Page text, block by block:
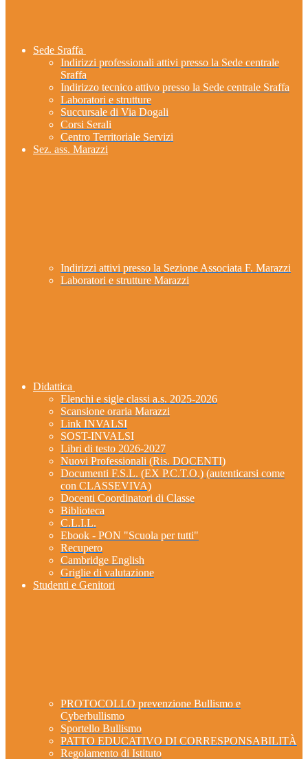
Sede Sraffa
Indirizzi professionali attivi presso la Sede centrale
Sraffa
Indirizzo tecnico attivo presso la Sede centrale Sraffa
Laboratori e strutture
Succursale di Via Dogali
Corsi Serali
Centro Territoriale Servizi
Sez. ass. Marazzi
Indirizzi attivi presso la Sezione Associata F. Marazzi
Laboratori e strutture Marazzi
Didattica
Elenchi e sigle classi a.s. 2025-2026
Scansione oraria Marazzi
Link INVALSI
SOST-INVALSI
Libri di testo 2026-2027
Nuovi Professionali (Ris. DOCENTI)
Documenti F.S.L. (EX P.C.T.O.) (autenticarsi come
con CLASSEVIVA)
Docenti Coordinatori di Classe
Biblioteca
C.L.I.L.
Ebook - PON "Scuola per tutti"
Recupero
Cambridge English
Griglie di valutazione
Studenti e Genitori
PROTOCOLLO prevenzione Bullismo e
Cyberbullismo
Sportello Bullismo
PATTO EDUCATIVO DI CORRESPONSABILITÀ
Regolamento di Istituto